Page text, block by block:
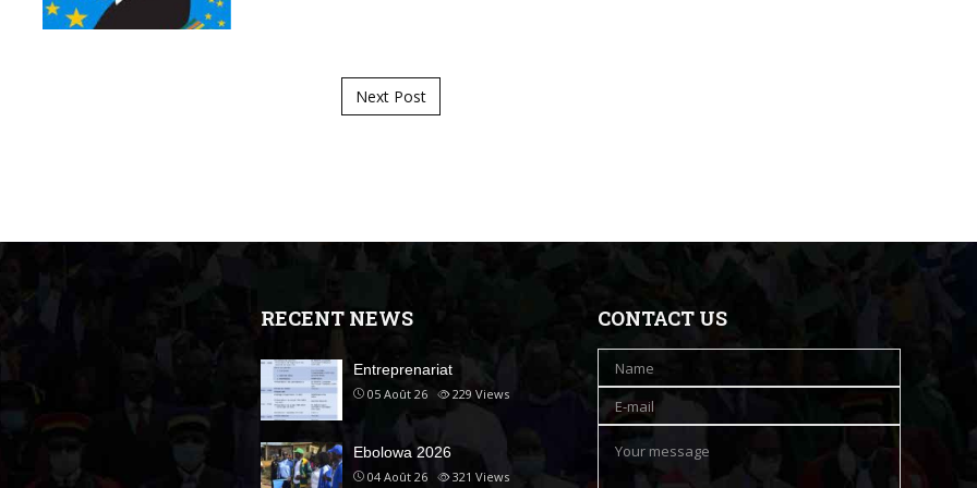
Next Post
RECENT NEWS
Entreprenariat
05 Août 26 229 Views
Ebolowa 2026
04 Août 26 321 Views
CONTACT US